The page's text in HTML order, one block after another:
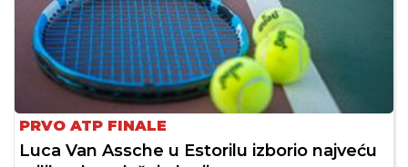
PRVO ATP FINALE
Luca Van Assche u Estorilu izborio najveću